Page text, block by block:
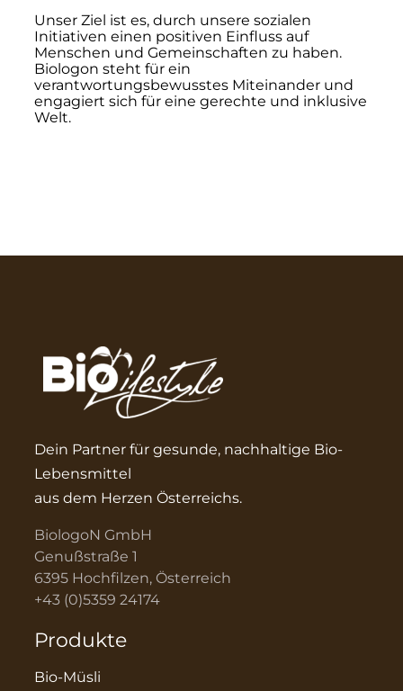
Unser Ziel ist es, durch unsere sozialen
Initiativen einen positiven Einfluss auf
Menschen und Gemeinschaften zu haben.
Biologon steht für ein
verantwortungsbewusstes Miteinander und
engagiert sich für eine gerechte und inklusive
Welt.
Dein Partner für gesunde, nachhaltige Bio-
Lebensmittel
aus dem Herzen Österreichs.
BiologoN GmbH
Genußstraße 1
6395 Hochfilzen, Österreich
+43 (0)5359 24174
Produkte
Bio-Müsli